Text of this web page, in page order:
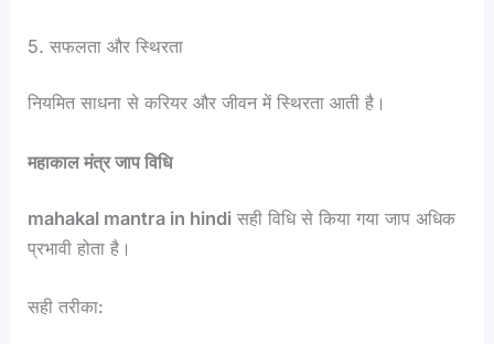
5. सफलता और स्थिरता
नियमित साधना से करियर और जीवन में स्थिरता आती है।
महाकाल मंत्र जाप विधि
mahakal mantra in hindi सही विधि से किया गया जाप अधिक
प्रभावी होता है।
सही तरीका: